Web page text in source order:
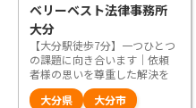
ベリーベスト法律事務所
大分
【大分駅徒歩7分】一つひとつ
の課題に向き合います｜依頼
者様の思いを尊重した解決を
目指します
大分県 大分市